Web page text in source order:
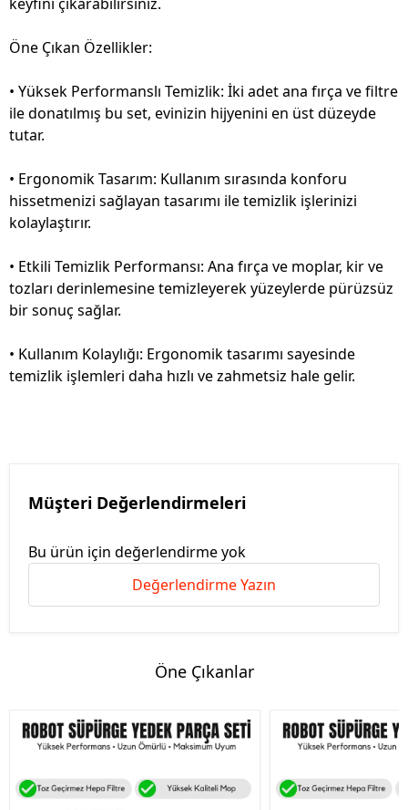
Öne Çıkan Özellikler:
• Yüksek Performanslı Temizlik: İki adet ana fırça ve filtre
ile donatılmış bu set, evinizin hijyenini en üst düzeyde
tutar.
• Ergonomik Tasarım: Kullanım sırasında konforu
hissetmenizi sağlayan tasarımı ile temizlik işlerinizi
kolaylaştırır.
• Etkili Temizlik Performansı: Ana fırça ve moplar, kir ve
tozları derinlemesine temizleyerek yüzeylerde pürüzsüz
bir sonuç sağlar.
• Kullanım Kolaylığı: Ergonomik tasarımı sayesinde
temizlik işlemleri daha hızlı ve zahmetsiz hale gelir.
Müşteri Değerlendirmeleri
Bu ürün için değerlendirme yok
Değerlendirme Yazın
Öne Çıkanlar